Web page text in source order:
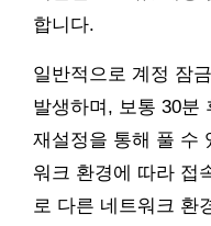
합니다.
일반적으로 계정 잠
발생하며, 보통 30분
재설정을 통해 풀 수
워크 환경에 따라 접
로 다른 네트워크 환